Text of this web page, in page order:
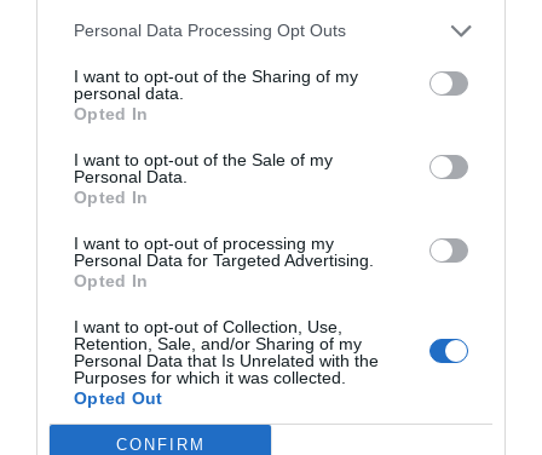
Personal Data Processing Opt Outs
I want to opt-out of the Sharing of my
personal data.
Opted In
I want to opt-out of the Sale of my
Personal Data.
Opted In
I want to opt-out of processing my
Personal Data for Targeted Advertising.
Opted In
I want to opt-out of Collection, Use,
Retention, Sale, and/or Sharing of my
Personal Data that Is Unrelated with the
Purposes for which it was collected.
Opted Out
CONFIRM
Enormes minucias
Nokia, Ericsson... Huawei: lo que importan
son las patentes
Eulogio López